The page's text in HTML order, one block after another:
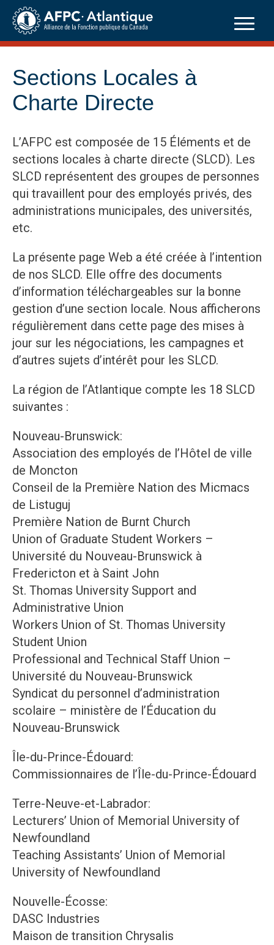
Skip
content
Sections Locales à
Charte Directe
L’AFPC est composée de 15 Éléments et de
sections locales à charte directe (SLCD). Les
SLCD représentent des groupes de personnes
qui travaillent pour des employés privés, des
administrations municipales, des universités,
etc.
La présente page Web a été créée à l’intention
de nos SLCD. Elle offre des documents
d’information téléchargeables sur la bonne
gestion d’une section locale. Nous afficherons
régulièrement dans cette page des mises à
jour sur les négociations, les campagnes et
d’autres sujets d’intérêt pour les SLCD.
La région de l’Atlantique compte les 18 SLCD
suivantes :
Nouveau-Brunswick:
Association des employés de l’Hôtel de ville
de Moncton
Conseil de la Première Nation des Micmacs
de Listuguj
Première Nation de Burnt Church
Union of Graduate Student Workers –
Université du Nouveau-Brunswick à
Fredericton et à Saint John
St. Thomas University Support and
Administrative Union
Workers Union of St. Thomas University
Student Union
Professional and Technical Staff Union –
Université du Nouveau-Brunswick
Syndicat du personnel d’administration
scolaire – ministère de l’Éducation du
Nouveau-Brunswick
Île-du-Prince-Édouard:
Commissionnaires de l’Île-du-Prince-Édouard
Terre-Neuve-et-Labrador:
Lecturers’ Union of Memorial University of
Newfoundland
Teaching Assistants’ Union of Memorial
University of Newfoundland
Nouvelle-Écosse:
DASC Industries
Maison de transition Chrysalis